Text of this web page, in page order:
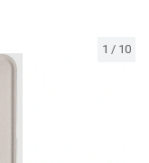
1 / 10